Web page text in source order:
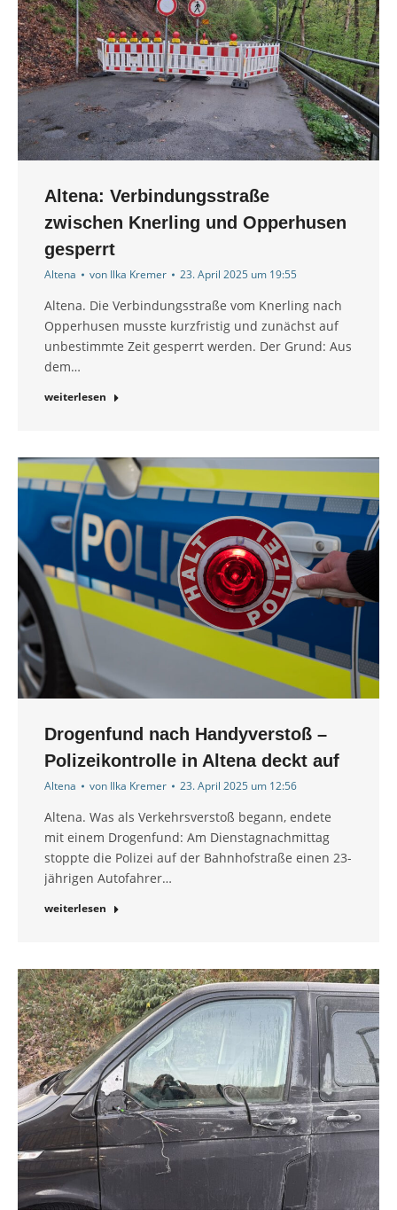
Altena: Verbindungsstraße
zwischen Knerling und Opperhusen
gesperrt
Altena von Ilka Kremer 23. April 2025 um 19:55
Altena. Die Verbindungsstraße vom Knerling nach
Opperhusen musste kurzfristig und zunächst auf
unbestimmte Zeit gesperrt werden. Der Grund: Aus
dem…
weiterlesen
Drogenfund nach Handyverstoß –
Polizeikontrolle in Altena deckt auf
Altena von Ilka Kremer 23. April 2025 um 12:56
Altena. Was als Verkehrsverstoß begann, endete
mit einem Drogenfund: Am Dienstagnachmittag
stoppte die Polizei auf der Bahnhofstraße einen 23-
jährigen Autofahrer…
weiterlesen